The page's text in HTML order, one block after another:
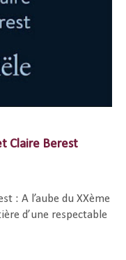
Claire Berest
: A l’aube du XXème
d’une respectable